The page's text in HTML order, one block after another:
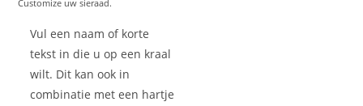
Customize uw sieraad.
Vul een naam of korte
tekst in die u op een kraal
wilt. Dit kan ook in
combinatie met een hartje